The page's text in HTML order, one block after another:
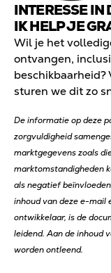
INTERESSE IN
IK HELP JE
Wil je het
ontvangen,
sturen we dit zo
De informatie op deze
zorgvuldigheid
marktgegevens zoals
marktomstandigheden
als negatief
inhoud van deze e-mail
ontwikkelaar, is de
leidend. Aan de inhoud
worden ontleend.